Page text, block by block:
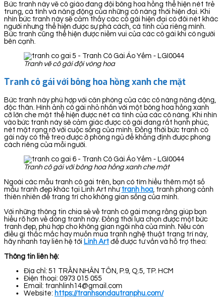
Bức tranh này vẽ cô giáo đang đội bông hoa hồng thể hiện nét trẻ
trung, cá tính và năng động của những cô nàng thời hiện đại. Khi
nhìn bức tranh này sẽ cảm thấy các cô gái hiện đại có đôi nét khác
người nhưng thể hiện được sự phá cách, cá tính của riêng mình.
Bức tranh cũng thể hiện được niềm vui của các cô gái khi có người
bên cạnh.
Tranh vẽ cô gái đội vòng hoa
Tranh cô gái với bông hoa hồng xanh che mặt
Bức tranh này phù hợp với căn phòng của các cô nàng năng động,
độc thân. Hình ảnh cô gái nhỏ nhắn với một bông hoa hồng xanh
cỡ lớn che mặt thể hiện được nét cá tính của các cô nàng. Khi nhìn
vào bức tranh này sẽ cảm giác được cô gái đang rất hạnh phúc,
nét mặt rạng rỡ với cuộc sống của mình. Đồng thời bức tranh cô
gái này có thể treo được ở phòng ngủ để khẳng định được phong
cách riêng của mỗi người.
Tranh cô gái với bông hoa hồng xanh che mặt
Ngoài các mẫu tranh cô gái trên, bạn có tìm hiểu thêm một số
mẫu tranh đẹp khác tại Linh Art như tranh hoa, tranh phong cảnh
thiên nhiên để trang trí cho không gian sống của mình.
Với những thông tin chia sẻ về tranh cô gái mong rằng giúp bạn
hiểu rõ hơn về dòng tranh này. Đồng thời lựa chọn được một bức
tranh đẹp, phù hợp cho không gian ngôi nhà của mình. Nếu còn
điều gì thắc mắc hay muốn mua tranh nghệ thuật trang trí này,
hãy nhanh tay liên hệ tới Linh Art để được tư vấn và hỗ trợ theo:
Thông tin liên hệ:
Địa chỉ: 51 TRẦN NHÂN TÔN, P.9, Q.5, TP. HCM
Điện thoại: 0973 015 055
Email: tranhlinh14@gmail.com
Website: https://tranhsondautranphu.com/